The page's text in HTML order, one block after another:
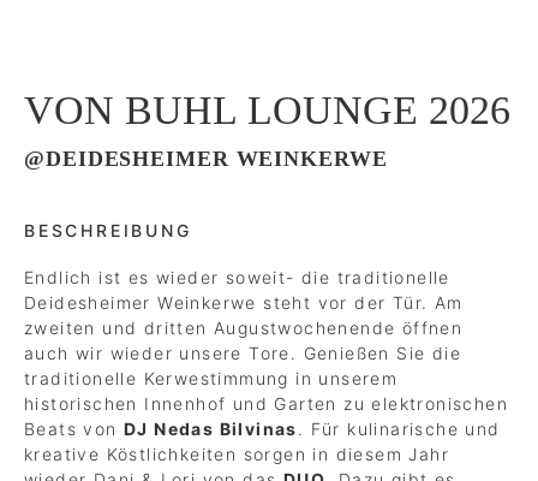
VON BUHL LOUNGE 2026
@DEIDESHEIMER WEINKERWE
BESCHREIBUNG
Endlich ist es wieder soweit- die traditionelle
Deidesheimer Weinkerwe steht vor der Tür. Am
zweiten und dritten Augustwochenende öffnen
auch wir wieder unsere Tore. Genießen Sie die
traditionelle Kerwestimmung in unserem
historischen Innenhof und Garten zu elektronischen
Beats vonDJNedas Bilvinas. Für kulinarische und
kreative Köstlichkeiten sorgen in diesem Jahr